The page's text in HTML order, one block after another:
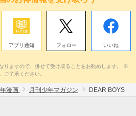
アプリ通知 フォロー いいね
りますので、併せて受け取ることをお勧めします。 ※
ご了承ください。
漫画 月刊少年マガジン DEAR BOYS